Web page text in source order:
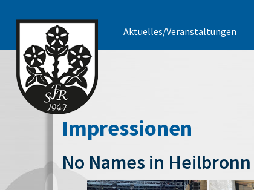
Aktuelles/Veranstaltungen
Impressionen
No Names in Heilbronn